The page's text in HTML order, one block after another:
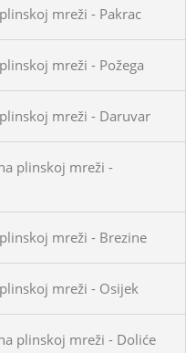
mreži - Pakrac
mreži - Požega
mreži - Daruvar
plinskoj mreži -
mreži - Brezine
mreži - Osijek
plinskoj mreži - Doliće